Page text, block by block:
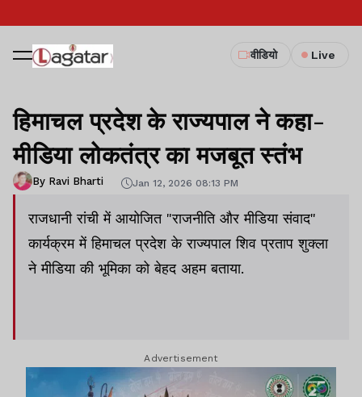
वीडियो Live
हिमाचल प्रदेश के राज्यपाल ने कहा-
मीडिया लोकतंत्र का मजबूत स्तंभ
By Ravi Bharti Jan 12, 2026 08:13 PM
राजधानी रांची में आयोजित "राजनीति और मीडिया संवाद"
कार्यक्रम में हिमाचल प्रदेश के राज्यपाल शिव प्रताप शुक्ला
ने मीडिया की भूमिका को बेहद अहम बताया.
Advertisement